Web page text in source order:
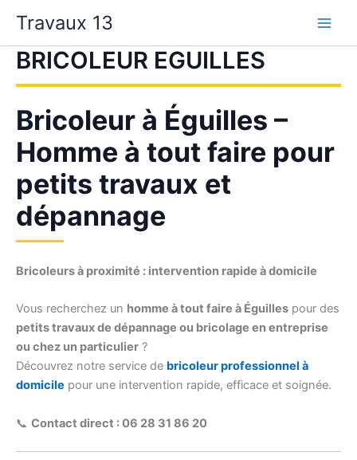
contenu
Travaux 13
BRICOLEUR EGUILLES
Bricoleur à Éguilles –
Homme à tout faire pour
petits travaux et
dépannage
Bricoleurs à proximité : intervention rapide à domicile
Vous recherchez un homme à tout faire à Éguilles pour des
petits travaux de dépannage ou bricolage en entreprise
ou chez un particulier ?
Découvrez notre service de bricoleur professionnel à
domicile pour une intervention rapide, efficace et soignée.
📞 Contact direct : 06 28 31 86 20